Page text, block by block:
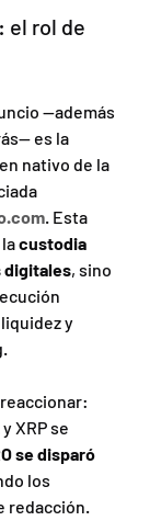
el rol de
—además
es la
nativo de la
. Esta
custodia
digitales, sino
y
XRP se
se disparó
los
redacción.